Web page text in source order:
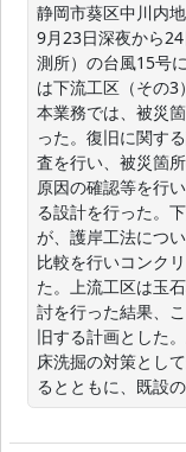
静岡市葵区中川内
9月23日深夜から
測所）の台風15号
は下流工区（その3
本業務では、被災
った。復旧に関す
査を行い、被災箇
原因の確認等を行
る設計を行った。
が、護岸工法につ
比較を行いコンク
た。上流工区は玉
討を行った結果、
旧する計画とした
床洗掘の対策とし
るとともに、既設